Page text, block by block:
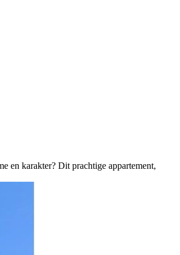
en karakter? Dit prachtige appartement,